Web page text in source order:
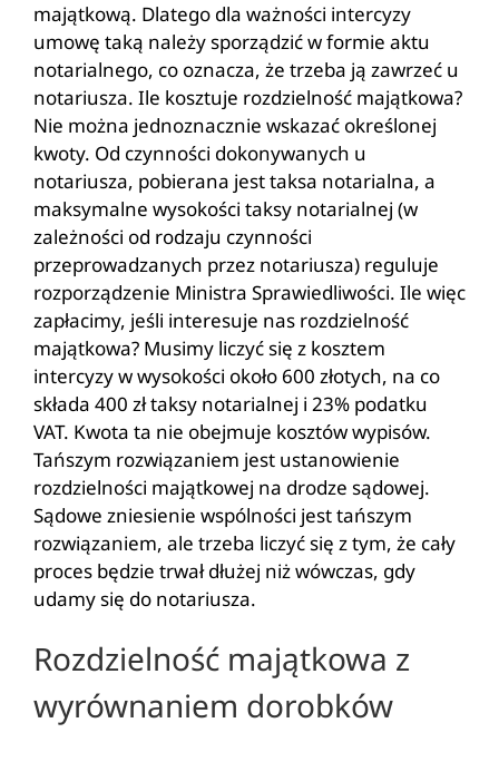
majątkową. Dlatego dla ważności intercyzy
umowę taką należy sporządzić w formie aktu
notarialnego, co oznacza, że trzeba ją zawrzeć u
notariusza. Ile kosztuje rozdzielność majątkowa?
Nie można jednoznacznie wskazać określonej
kwoty. Od czynności dokonywanych u
notariusza, pobierana jest taksa notarialna, a
maksymalne wysokości taksy notarialnej (w
zależności od rodzaju czynności
przeprowadzanych przez notariusza) reguluje
rozporządzenie Ministra Sprawiedliwości. Ile więc
zapłacimy, jeśli interesuje nas rozdzielność
majątkowa? Musimy liczyć się z kosztem
intercyzy w wysokości około 600 złotych, na co
składa 400 zł taksy notarialnej i 23% podatku
VAT. Kwota ta nie obejmuje kosztów wypisów.
Tańszym rozwiązaniem jest ustanowienie
rozdzielności majątkowej na drodze sądowej.
Sądowe zniesienie wspólności jest tańszym
rozwiązaniem, ale trzeba liczyć się z tym, że cały
proces będzie trwał dłużej niż wówczas, gdy
udamy się do notariusza.
Rozdzielność majątkowa z
wyrównaniem dorobków